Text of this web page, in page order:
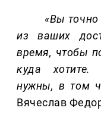
«Вы точно
из ваших
время, чтобы
куда
нужны, в том
Вячеслав